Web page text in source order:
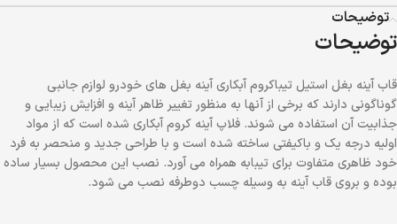
توضیحات
توضیحات
قاب آینه بغل استیل تیباکروم آبکاری آینه بغل های خودرو لوازم جانبی
گوناگونی دارند که برخی از آنها به منظور تغییر ظاهر آینه و افزایش زیبایی و
جذابیت آن استفاده می شوند. فلاپ آینه کروم آبکاری شده است که از مواد
اولیه درجه یک و باکیفتی ساخته شده است و با طراحی جدید و منحصر به فرد
خود ظاهری متفاوت برای تیبابه همراه می آورد. نصب این محصول بسیار ساده
بوده و بروی قاب آینه به وسیله چسب دوطرفه نصب می شود.